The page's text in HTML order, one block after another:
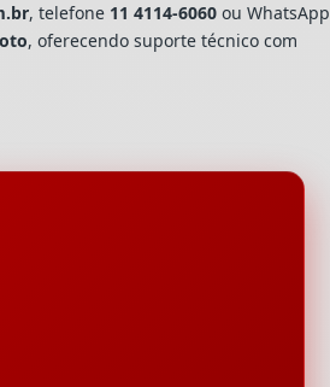
, telefone 11 4114-6060 ou WhatsApp
, oferecendo suporte técnico com